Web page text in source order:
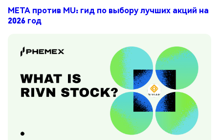
META против MU: гид по выбору лучших акций на
2026 год